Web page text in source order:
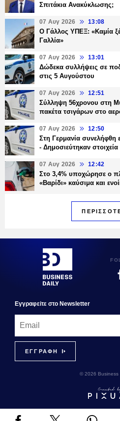
Σπιτάκια Ανακύκλωσης;
07 Αυγ 2026 13:08
Ο Γάλλος ΥΠΕΞ: «Καμία
Γαλλία»
07 Αυγ 2026 13:01
Δώδεκα συλλήψεις σε
στις 5 Αυγούστου
07 Αυγ 2026 12:51
Σύλληψη 56χρονου στη
πακέτα τσιγάρων στο
07 Αυγ 2026 12:50
Στη Γερμανία συνελήφθη
- Δημοσιεύτηκαν
07 Αυγ 2026 12:42
Στο 3,4% υποχώρησε ο
«Βαρίδι» καύσιμα και
Εγγραφεiτε στο Newsletter
© 2026 Business